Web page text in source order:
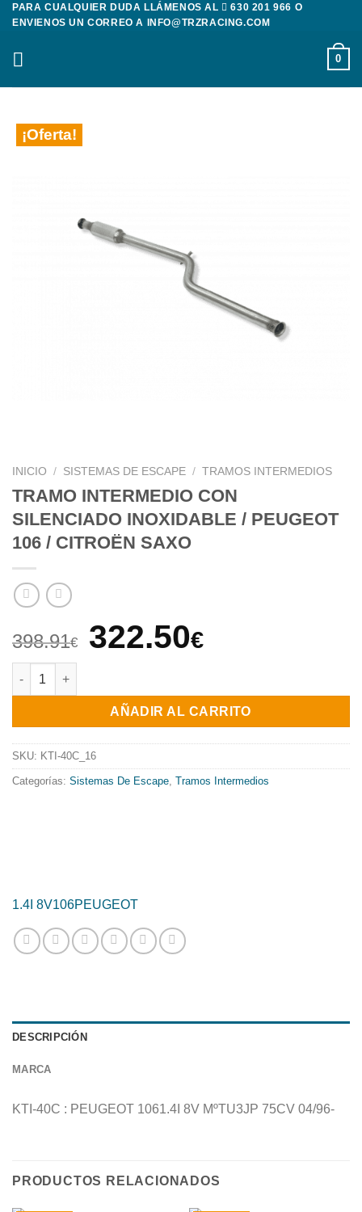
Saltar
contenido
PARA CUALQUIER DUDA LLÁMENOS AL 630 201 966 O
ENVIENOS UN CORREO A
INFO@TRZRACING.COM
0
¡Oferta!
INICIO / SISTEMAS DE ESCAPE / TRAMOS INTERMEDIOS
TRAMO INTERMEDIO CON
SILENCIADO INOXIDABLE / PEUGEOT
106 / CITROËN SAXO
398.91€
El
original
era:
398.91€.
322.50€El
actual
es:
322.50€.
TRAMO INTERMEDIO CON SILENCIADO INOXIDABLE /
AÑADIR AL CARRITO
SKU: KTI-40C_16
Categorías: Sistemas De Escape, Tramos Intermedios
1.4I 8V106PEUGEOT
DESCRIPCIÓN
MARCA
KTI-40C : PEUGEOT 1061.4I 8V MºTU3JP 75CV 04/96-
PRODUCTOS RELACIONADOS